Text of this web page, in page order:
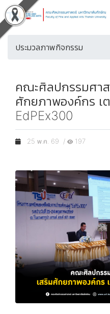
ประมวลภาพกิจกรรม
คณะศิลปกรรมศา
ศักยภาพองค์กร เ
EdPEx300
25 พ.ค. 69 / 197